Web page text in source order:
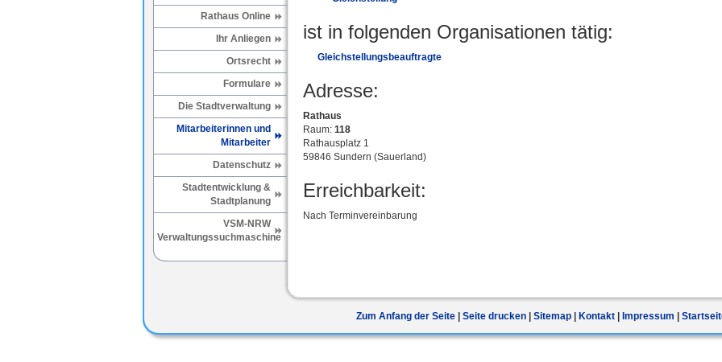
Rathaus Online
Ihr Anliegen
Ortsrecht
Formulare
Die Stadtverwaltung
Mitarbeiterinnen und
Mitarbeiter
Datenschutz
Stadtentwicklung &
Stadtplanung
VSM-NRW
Verwaltungssuchmaschine
ist in folgenden Organisationen tätig:
Gleichstellungsbeauftragte
Adresse:
Rathaus
Raum: 118
Rathausplatz 1
59846 Sundern (Sauerland)
Erreichbarkeit:
Nach Terminvereinbarung
Zum Anfang der Seite Seite drucken Sitemap Kontakt Impressum